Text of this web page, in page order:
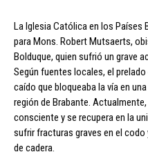
La Iglesia Católica en los Países
para Mons. Robert Mutsaerts,
Bolduque, quien sufrió un grave
Según fuentes locales, el
caído que bloqueaba la vía en
región de Brabante.
consciente y se recupera en la
sufrir fracturas graves en el codo
de cadera.